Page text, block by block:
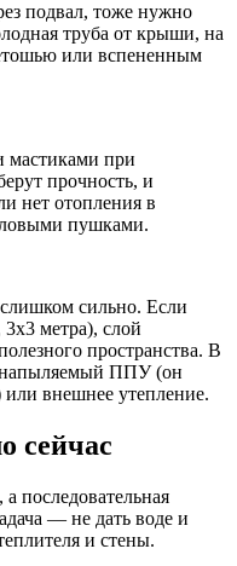
подвал, тоже нужно
труба от крыши, на
или вспененным
мастиками при
прочность, и
нет отопления в
пушками.
сильно. Если
метра), слой
пространства. В
напыляемый ППУ (он
внешнее утепление.
сейчас
последовательная
— не дать воде и
и стены.